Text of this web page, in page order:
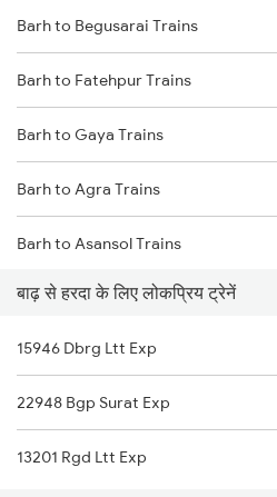
Harda to Nashik Trains
Harda to Thane Trains
Barh to Begusarai Trains
Barh to Fatehpur Trains
Barh to Gaya Trains
Barh to Agra Trains
Barh to Asansol Trains
Barh to Bhubaneswar Trains
Barh to Mirzapur Trains
Barh to Bhagalpur Trains
बाढ़ से हरदा के लिए लोकप्रिय ट्रेनें
15946 Dbrg Ltt Exp
22948 Bgp Surat Exp
13201 Rgd Ltt Exp